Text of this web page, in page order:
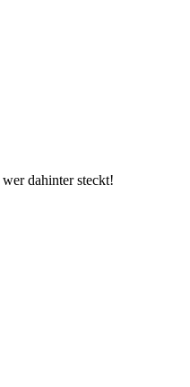
dahinter steckt!